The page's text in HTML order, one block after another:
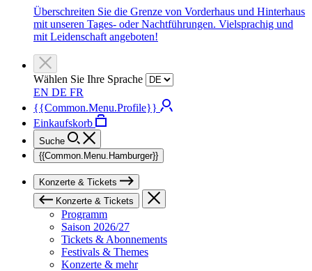
Überschreiten Sie die Grenze von Vorderhaus und Hinterhaus
mit unseren Tages- oder Nachtführungen. Vielsprachig und
mit Leidenschaft angeboten!
Wählen Sie Ihre Sprache
EN DE FR
{{Common.Menu.Profile}}
Einkaufskorb
Suche
{{Common.Menu.Hamburger}}
Konzerte & Tickets
Konzerte & Tickets
Programm
Saison 2026/27
Tickets & Abonnements
Festivals & Themes
Konzerte & mehr